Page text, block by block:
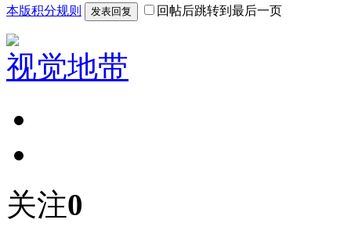
本版积分规则 发表回复 回帖后跳转到最后一页
视觉地带
关注0